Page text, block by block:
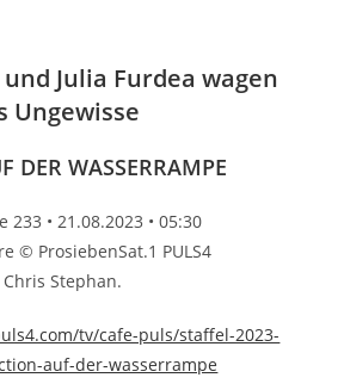
Julia Furdea wagen
Ungewisse
DER WASSERRAMPE
233 • 21.08.2023 • 05:30
© ProsiebenSat.1 PULS4
Stephan.
tv/cafe-puls/staffel-2023-
auf-der-wasserrampe